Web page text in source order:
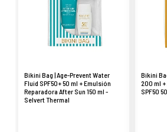
Bikini Bag | Age-Prevent Water
Fluid SPF50+ 50 ml + Emulsión
Reparadora After Sun 150 ml -
Selvert Thermal
Bikini
200 ml +
SPF50